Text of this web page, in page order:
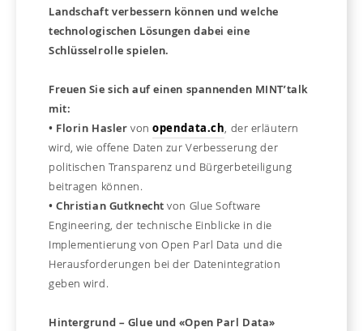
Landschaft verbessern können und welche
technologischen Lösungen dabei eine
Schlüsselrolle spielen.
Freuen Sie sich auf einen spannenden MINT’talk
mit:
• Florin Hasler vonopendata.ch, der erläutern
wird, wie offene Daten zur Verbesserung der
politischen Transparenz und Bürgerbeteiligung
beitragen können.
• Christian Gutknecht von Glue Software
Engineering, der technische Einblicke in die
Implementierung von Open Parl Data und die
Herausforderungen bei der Datenintegration
geben wird.
Hintergrund – Glue und «Open Parl Data»